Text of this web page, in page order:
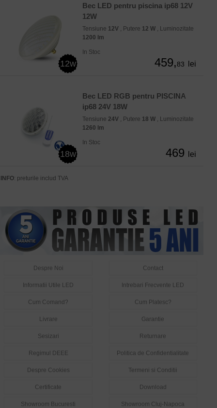
12w
Bec LED pentru piscina ip68 12V
12W
Tensiune 12V , Putere 12 W , Luminozitate
1200 lm
In Stoc
459,83 lei
18w
Bec LED RGB pentru PISCINA
ip68 24V 18W
Tensiune 24V , Putere 18 W , Luminozitate
1260 lm
In Stoc
469 lei
INFO: preturile includ TVA
Despre Noi Contact
Informatii Utile LED Intrebari Frecvente LED
Cum Comand? Cum Platesc?
Livrare Garantie
Sesizari Returnare
Regimul DEEE Politica de Confidentialitate
Despre Cookies Termeni si Conditii
Certificate Download
Showroom Bucuresti Showroom Cluj-Napoca